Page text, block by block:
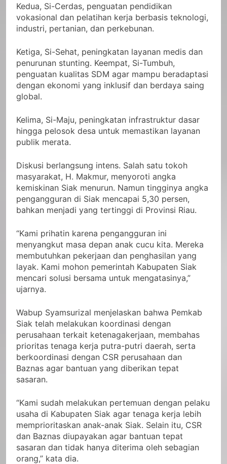
Kedua, Si-Cerdas, penguatan pendidikan
vokasional dan pelatihan kerja berbasis teknologi,
industri, pertanian, dan perkebunan.
Ketiga, Si-Sehat, peningkatan layanan medis dan
penurunan stunting. Keempat, Si-Tumbuh,
penguatan kualitas SDM agar mampu beradaptasi
dengan ekonomi yang inklusif dan berdaya saing
global.
Kelima, Si-Maju, peningkatan infrastruktur dasar
hingga pelosok desa untuk memastikan layanan
publik merata.
Diskusi berlangsung intens. Salah satu tokoh
masyarakat, H. Makmur, menyoroti angka
kemiskinan Siak menurun. Namun tingginya angka
pengangguran di Siak mencapai 5,30 persen,
bahkan menjadi yang tertinggi di Provinsi Riau.
“Kami prihatin karena pengangguran ini
menyangkut masa depan anak cucu kita. Mereka
membutuhkan pekerjaan dan penghasilan yang
layak. Kami mohon pemerintah Kabupaten Siak
mencari solusi bersama untuk mengatasinya,”
ujarnya.
Wabup Syamsurizal menjelaskan bahwa Pemkab
Siak telah melakukan koordinasi dengan
perusahaan terkait ketenagakerjaan, membahas
prioritas tenaga kerja putra-putri daerah, serta
berkoordinasi dengan CSR perusahaan dan
Baznas agar bantuan yang diberikan tepat
sasaran.
“Kami sudah melakukan pertemuan dengan pelaku
usaha di Kabupaten Siak agar tenaga kerja lebih
memprioritaskan anak-anak Siak. Selain itu, CSR
dan Baznas diupayakan agar bantuan tepat
sasaran dan tidak hanya diterima oleh sebagian
orang,” kata dia.